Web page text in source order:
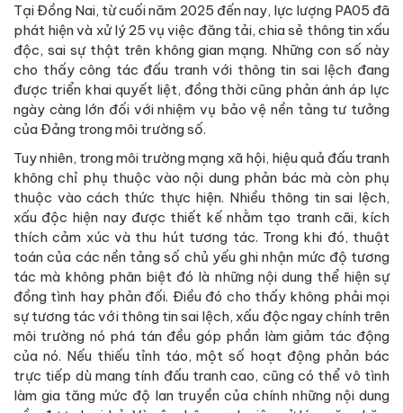
Tại Đồng Nai, từ cuối năm 2025 đến nay, lực lượng PA05 đã
phát hiện và xử lý 25 vụ việc đăng tải, chia sẻ thông tin xấu
độc, sai sự thật trên không gian mạng. Những con số này
cho thấy công tác đấu tranh với thông tin sai lệch đang
được triển khai quyết liệt, đồng thời cũng phản ánh áp lực
ngày càng lớn đối với nhiệm vụ bảo vệ nền tảng tư tưởng
của Đảng trong môi trường số.
Tuy nhiên, trong môi trường mạng xã hội, hiệu quả đấu tranh
không chỉ phụ thuộc vào nội dung phản bác mà còn phụ
thuộc vào cách thức thực hiện. Nhiều thông tin sai lệch,
xấu độc hiện nay được thiết kế nhằm tạo tranh cãi, kích
thích cảm xúc và thu hút tương tác. Trong khi đó, thuật
toán của các nền tảng số chủ yếu ghi nhận mức độ tương
tác mà không phân biệt đó là những nội dung thể hiện sự
đồng tình hay phản đối. Điều đó cho thấy không phải mọi
sự tương tác với thông tin sai lệch, xấu độc ngay chính trên
môi trường nó phá tán đều góp phần làm giảm tác động
của nó. Nếu thiếu tỉnh táo, một số hoạt động phản bác
trực tiếp dù mang tính đấu tranh cao, cũng có thể vô tình
làm gia tăng mức độ lan truyền của chính những nội dung